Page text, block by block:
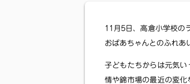
11月5日、高倉小学校の
おばあちゃんとのふれあ
子どもたちからは元気
情や錦市場の最近の変